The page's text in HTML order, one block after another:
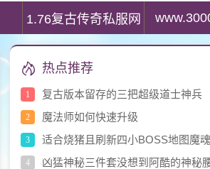
1.76复古传奇私服网
热点推荐
1 复古版本留存的三把超级道士神兵
2 魔法师如何快速升级
3 适合烧猪且刷新四小BOSS地图魔
4
凶猛神秘三件套没想到阿酷的神秘